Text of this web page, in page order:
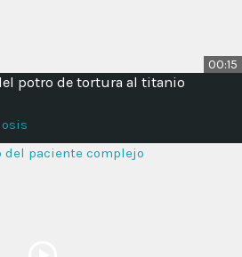
00:15
potro de tortura al titanio